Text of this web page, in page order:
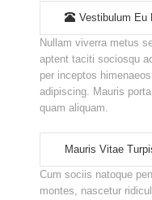
Vestibulum Eu
Nullam viverra metus
aptent taciti sociosqu
per inceptos
adipiscing. Mauris
quam aliquam.
Mauris Vitae
Cum sociis natoque
montes, nascetur